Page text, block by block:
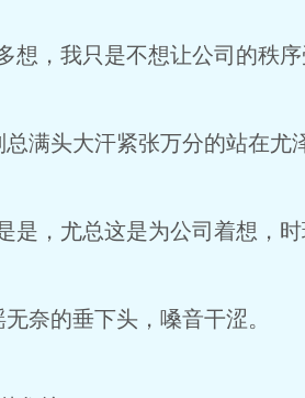
想，我只是不想让公司的秩
总满头大汗紧张万分的站在尤
是，尤总这是为公司着想，
无奈的垂下头，嗓音干涩。